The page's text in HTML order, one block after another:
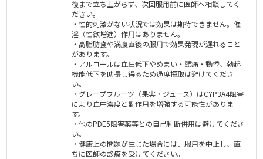
復まで立ち上がらず、次回服用前に医師へ相談してく
ださい。
・性的刺激がない状況では効果は期待できません。催
淫（性欲増進）作用はありません。
・高脂肪食や満腹直後の服用で効果発現が遅れること
があります。
・アルコールは血圧低下やめまい・頭痛・動悸、勃起
機能低下を助長し得るため過度摂取は避けてくださ
い。
・グレープフルーツ（果実・ジュース）はCYP3A4阻害
により血中濃度と副作用を増強する可能性がありま
す。
・他のPDE5阻害薬等との自己判断併用は避けてくださ
い。
・健康上の問題が生じた場合には、服用を中止し、直
ちに医師の診療を受けてください。